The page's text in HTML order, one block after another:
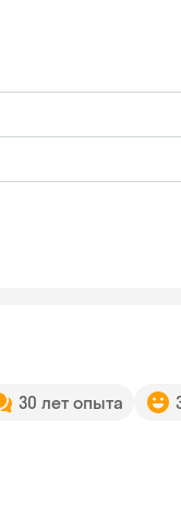
30 лет опыта